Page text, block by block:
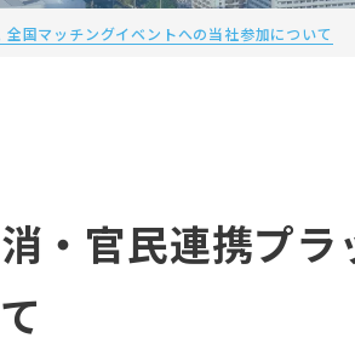
国マッチングイベントへの当社参加について
・官民連携プ